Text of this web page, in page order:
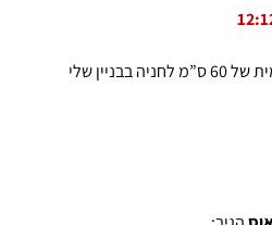
מתעניינת במראה פנורמית של 60 ס”מ לחניה בבניין שלי